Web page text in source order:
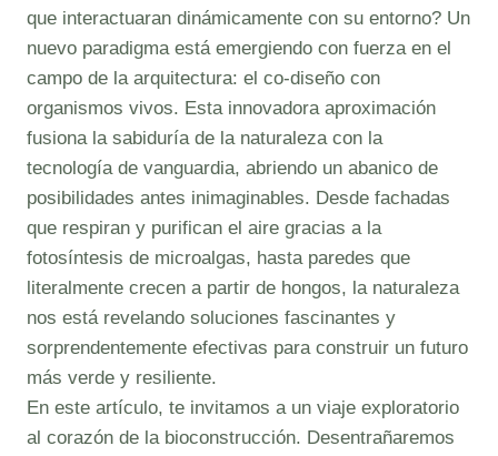
que interactuaran dinámicamente con su entorno? Un
nuevo paradigma está emergiendo con fuerza en el
campo de la arquitectura: el co-diseño con
organismos vivos. Esta innovadora aproximación
fusiona la sabiduría de la naturaleza con la
tecnología de vanguardia, abriendo un abanico de
posibilidades antes inimaginables. Desde fachadas
que respiran y purifican el aire gracias a la
fotosíntesis de microalgas, hasta paredes que
literalmente crecen a partir de hongos, la naturaleza
nos está revelando soluciones fascinantes y
sorprendentemente efectivas para construir un futuro
más verde y resiliente.
En este artículo, te invitamos a un viaje exploratorio
al corazón de la bioconstrucción. Desentrañaremos